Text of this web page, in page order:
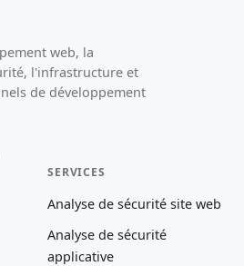
web, la
l'infrastructure et
de développement
SERVICES
Analyse de sécurité site web
Analyse de sécurité
applicative